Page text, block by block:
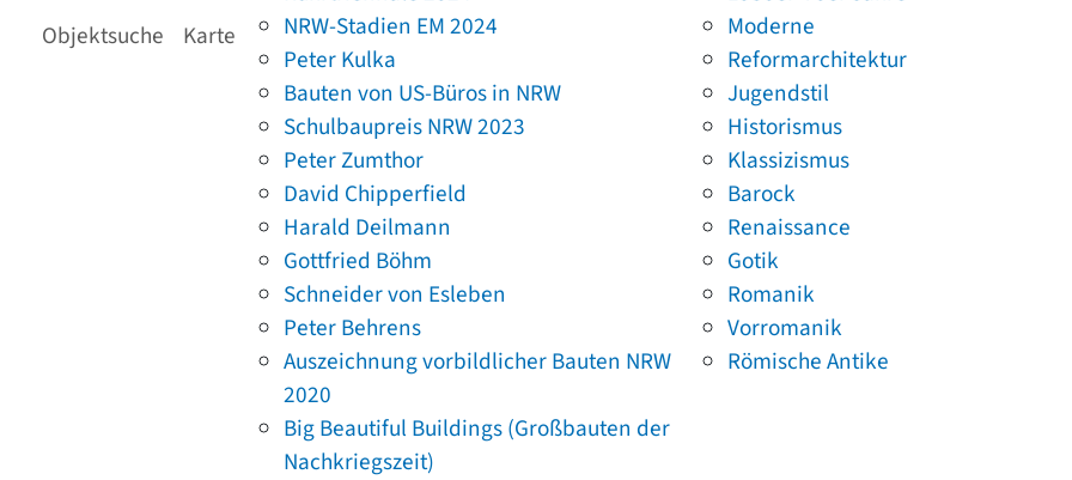
Objektsuche Karte
NRW-Stadien EM 2024
Peter Kulka
Bauten von US-Büros in NRW
Schulbaupreis NRW 2023
Peter Zumthor
David Chipperfield
Harald Deilmann
Gottfried Böhm
Schneider von Esleben
Peter Behrens
Auszeichnung vorbildlicher Bauten NRW
2020
Big Beautiful Buildings (Großbauten der
Nachkriegszeit)
Moderne
Reformarchitektur
Jugendstil
Historismus
Klassizismus
Barock
Renaissance
Gotik
Romanik
Vorromanik
Römische Antike